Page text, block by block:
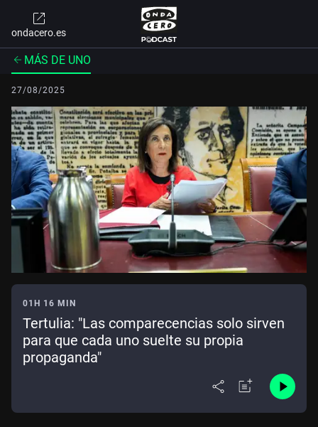
ondacero.es
MÁS DE UNO
27/08/2025
01H 16 MIN
Tertulia: "Las comparecencias solo sirven
para que cada uno suelte su propia
propaganda"